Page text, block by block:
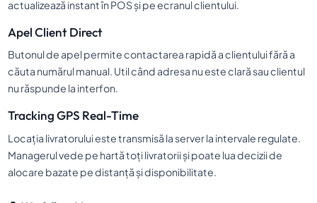
actualizează instant în POS și pe ecranul clientului.
Apel Client Direct
Butonul de apel permite contactarea rapidă a clientului fără a
căuta numărul manual. Util când adresa nu este clară sau clientul
nu răspunde la interfon.
Tracking GPS Real-Time
Locația livratorului este transmisă la server la intervale regulate.
Managerul vede pe hartă toți livratorii și poate lua decizii de
alocare bazate pe distanță și disponibilitate.